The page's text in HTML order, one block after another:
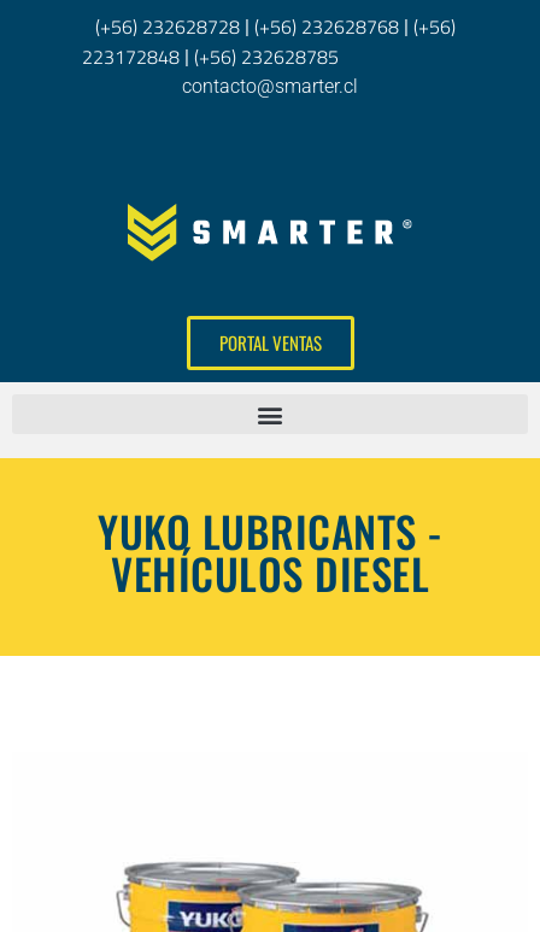
(+56) 232628728| (+56) 232628768| (+56)
223172848| (+56) 232628785
contacto@smarter.cl
PORTAL VENTAS
YUKO LUBRICANTS -
VEHÍCULOS DIESEL